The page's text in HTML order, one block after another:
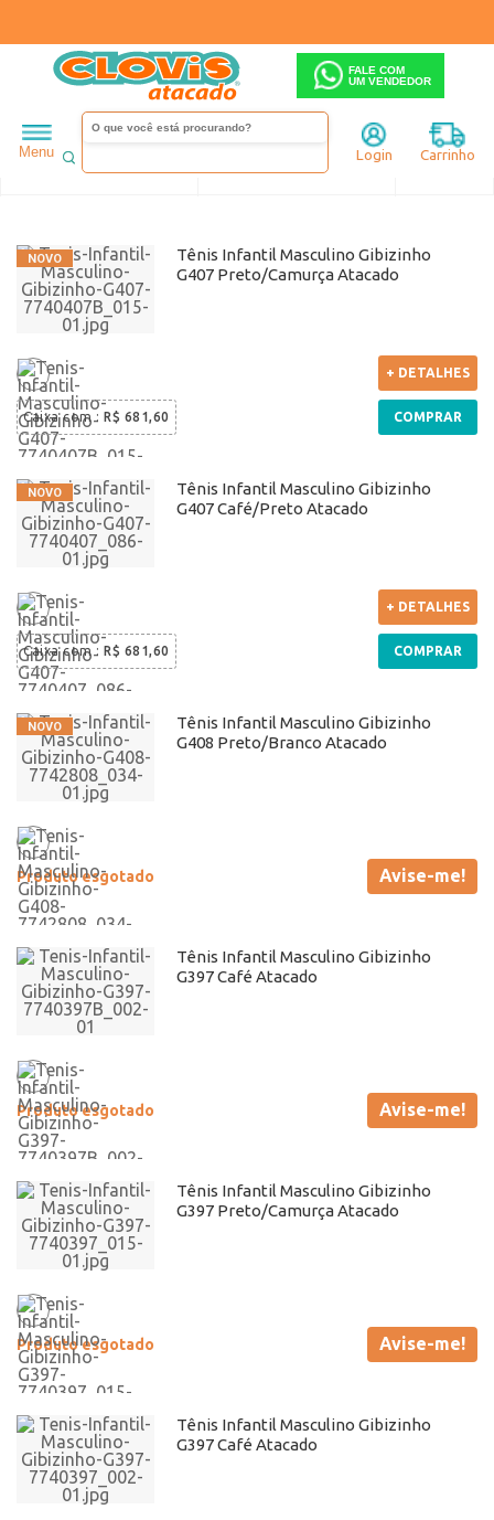
FALE COM
UM VENDEDOR
Menu Login Carrinho
Infantil Gibizinho
Ordenar Filtrar
Tênis Infantil Masculino Gibizinho
G407 Preto/Camurça Atacado
Caixa com : R$ 681,60
+ DETALHES
COMPRAR
Tênis Infantil Masculino Gibizinho
G407 Café/Preto Atacado
Caixa com : R$ 681,60
+ DETALHES
COMPRAR
Tênis Infantil Masculino Gibizinho
G408 Preto/Branco Atacado
Produto esgotado Avise-me!
Tênis Infantil Masculino Gibizinho
G397 Café Atacado
Produto esgotado Avise-me!
Tênis Infantil Masculino Gibizinho
G397 Preto/Camurça Atacado
Produto esgotado Avise-me!
Tênis Infantil Masculino Gibizinho
G397 Café Atacado